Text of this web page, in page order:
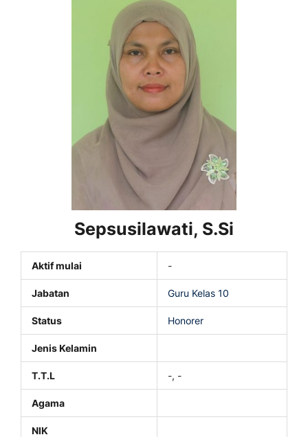
Sepsusilawati, S.Si
Aktif mulai -
Jabatan Guru Kelas 10
Status Honorer
Jenis Kelamin
T.T.L -, -
Agama
NIK